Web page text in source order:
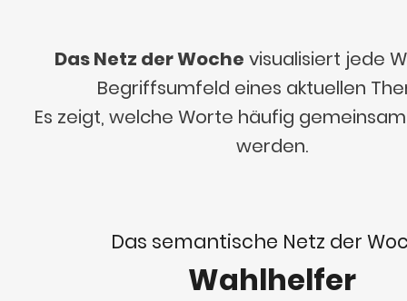
Das Netz der Woche visualisiert jede
Begriffsumfeld eines aktuellen
Es zeigt, welche Worte häufig
werden.
Das semantische Netz der
Wahlhelfer